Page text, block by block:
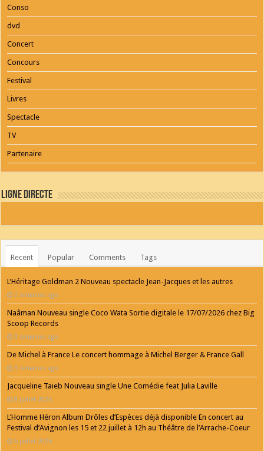
Conso
dvd
Concert
Concours
Festival
Livres
Spectacle
TV
Partenaire
Ligne Directe
Recent Popular Comments Tags
L’Héritage Goldman 2 Nouveau spectacle Jean-Jacques et les autres
2 semaines ago
Naâman Nouveau single Coco Wata Sortie digitale le 17/07/2026 chez Big
Scoop Records
3 semaines ago
De Michel à France Le concert hommage à Michel Berger & France Gall
3 semaines ago
Jacqueline Taieb Nouveau single Une Comédie feat Julia Laville
8 juillet 2026
L’Homme Héron Album Drôles d’Espèces déjà disponible En concert au
Festival d’Avignon les 15 et 22 juillet à 12h au Théâtre de l’Arrache-Coeur
6 juillet 2026